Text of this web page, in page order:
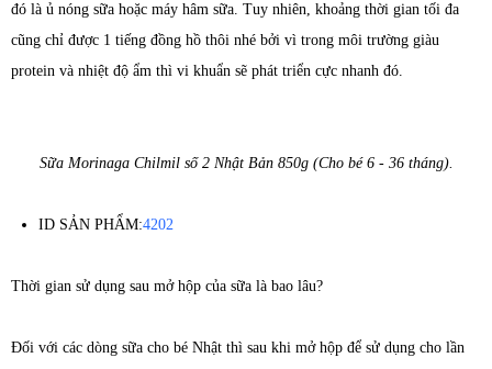
đó là ủ nóng sữa hoặc máy hâm sữa. Tuy nhiên, khoảng thời gian tối đa
cũng chỉ được 1 tiếng đồng hồ thôi nhé bởi vì trong môi trường giàu
protein và nhiệt độ ẩm thì vi khuẩn sẽ phát triển cực nhanh đó.
Sữa Morinaga Chilmil số 2 Nhật Bản 850g (Cho bé 6 - 36 tháng).
ID SẢN PHẨM:4202
Thời gian sử dụng sau mở hộp của sữa là bao lâu?
Đối với các dòng sữa cho bé Nhật thì sau khi mở hộp để sử dụng cho lần